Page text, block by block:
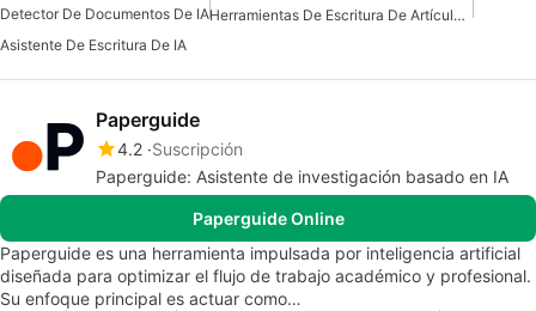
Detector De Documentos De IA
Herramientas De Escritura De Artículos De IA
Asistente De Escritura De IA
Paperguide
4.2 Suscripción
Paperguide: Asistente de investigación basado en IA
Paperguide Online
Paperguide es una herramienta impulsada por inteligencia artificial
diseñada para optimizar el flujo de trabajo académico y profesional.
Su enfoque principal es actuar como…